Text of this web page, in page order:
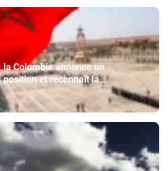
Colombie annonce un
position et reconnaît la
sur son Sahara